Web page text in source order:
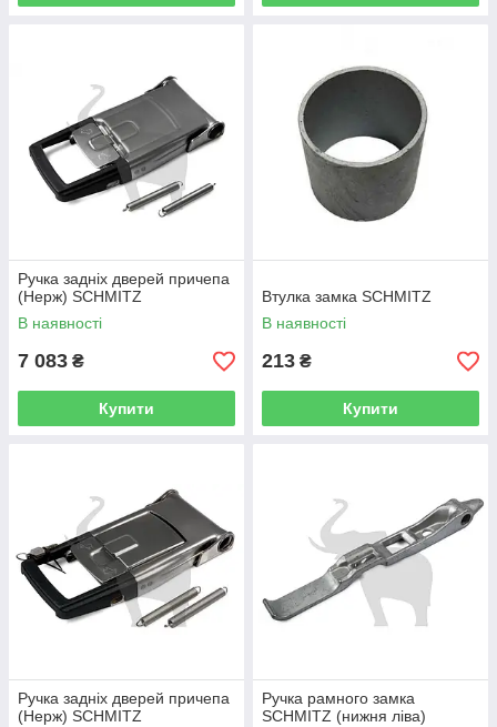
Ручка задніх дверей причепа
(Нерж) SCHMITZ
В наявності
7 083 ₴
Купити
Втулка замка SCHMITZ
В наявності
213 ₴
Купити
Ручка задніх дверей причепа
(Нерж) SCHMITZ
Ручка рамного замка
SCHMITZ (нижня ліва)